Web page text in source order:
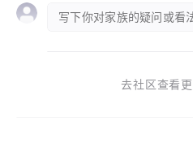
写下你对家族的疑问或看
去社区查看